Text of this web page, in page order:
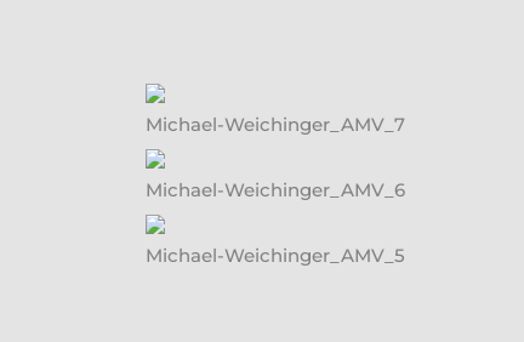
Michael-Weichinger_AMV_7
Michael-Weichinger_AMV_6
Michael-Weichinger_AMV_5